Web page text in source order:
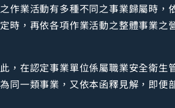
作業活動有多種不同之事業歸屬時
時，再依各項作業活動之整體事業
此，在認定事業單位係屬職業安全衛
同一類事業，又依本函釋見解，即